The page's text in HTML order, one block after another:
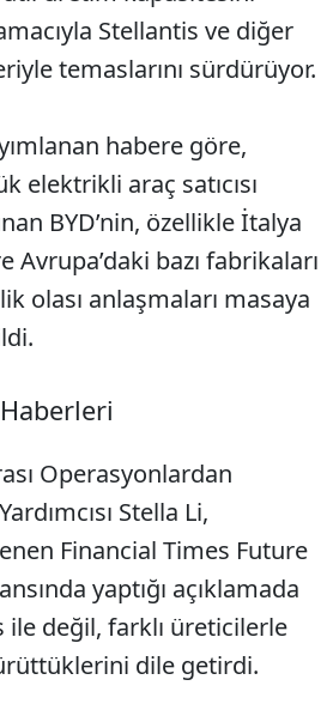
Stellantis ve diğer
temaslarını sürdürüyor.
habere göre,
elektrikli araç satıcısı
BYD’nin, özellikle İtalya
Avrupa’daki bazı fabrikaları
olası anlaşmaları masaya
Operasyonlardan
Stella Li,
Financial Times Future
yaptığı açıklamada
ile değil, farklı üreticilerle
dile getirdi.